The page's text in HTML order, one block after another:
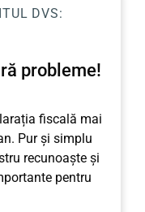
DVS:
probleme!
fiscală mai
Pur și simplu
recunoaște și
pentru